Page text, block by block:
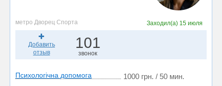
метро Дворец Спорта Заходил(а) 15 июля
Добавить
отзыв
101
звонок
Психологічна допомога 1000 грн. / 50 мин.